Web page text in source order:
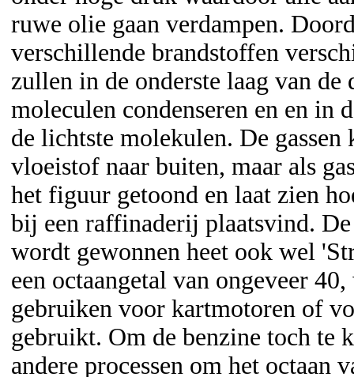
ruwe olie gaan verdampen.
verschillende brandstoffen
zullen in de onderste laag van de
moleculen condenseren en en in
de lichtste molekulen. De gassen
vloeistof naar buiten, maar als
het figuur getoond en laat zien
bij een raffinaderij plaatsvind.
wordt gewonnen heet ook wel
een octaangetal van ongeveer
gebruiken voor kartmotoren of
gebruikt. Om de benzine toch te
andere processen om het octaan